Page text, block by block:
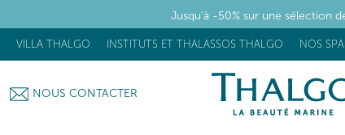
Jusqu'à -50% sur une sélection
VILLA THALGO INSTITUTS ET THALASSOS THALGO NOS
NOUS CONTACTER